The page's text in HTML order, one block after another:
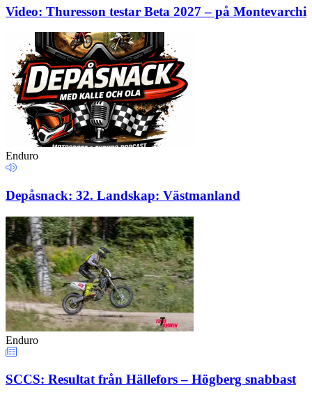
Video: Thuresson testar Beta 2027 – på Montevarchi
Enduro
Depåsnack: 32. Landskap: Västmanland
Enduro
SCCS: Resultat från Hällefors – Högberg snabbast